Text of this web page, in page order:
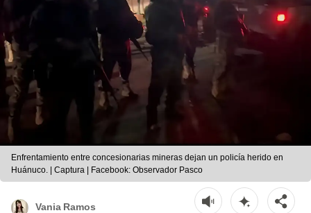
Enfrentamiento entre concesionarias mineras dejan un policía herido en
Huánuco. | Captura | Facebook: Observador Pasco
Vania Ramos